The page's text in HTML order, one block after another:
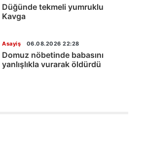
Düğünde tekmeli yumruklu
Kavga
Asayiş 06.08.2026 22:28
Domuz nöbetinde babasını
yanlışlıkla vurarak öldürdü